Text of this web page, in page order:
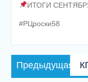
ИТОГИ
#РЦроски58
Навигация
по
Предыдущая